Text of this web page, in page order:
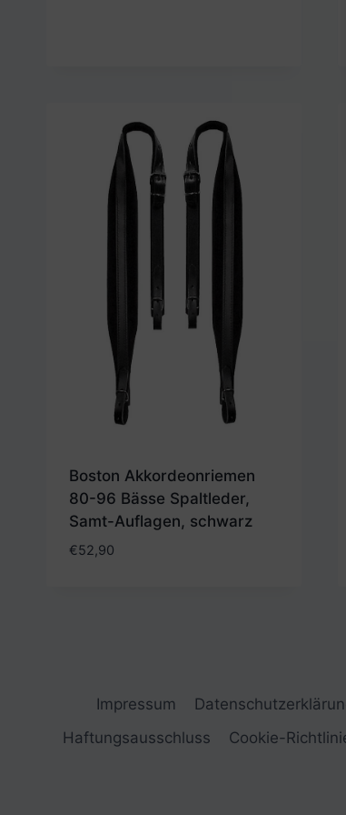
Boston Akkordeonriemen
80-96 Bässe Spaltleder,
Samt-Auflagen, schwarz
€52,90
Impressum
Haftungsausschluss
Cookie-